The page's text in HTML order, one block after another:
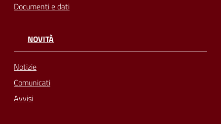
Documenti e dati
NOVITÀ
Notizie
Comunicati
Avvisi